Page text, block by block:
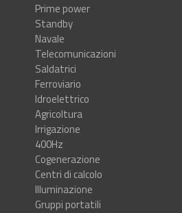
Prime power
Standby
Navale
Telecomunicazioni
Saldatrici
Ferroviario
Idroelettrico
Agricoltura
Irrigazione
400Hz
Cogenerazione
Centri di calcolo
Illuminazione
Gruppi portatili